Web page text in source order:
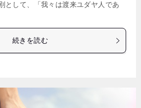
として、「我々は渡来ユダヤ人であ
続きを読む